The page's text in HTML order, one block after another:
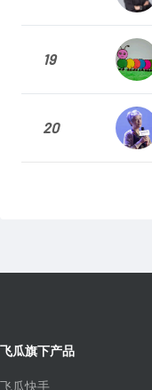
19
20
飞瓜旗下产品
飞瓜快手